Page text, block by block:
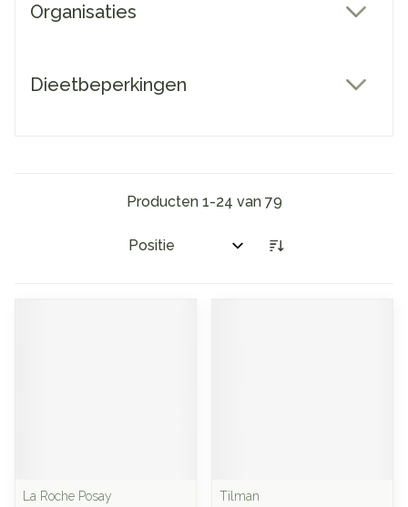
Organisaties
Dieetbeperkingen
Producten 1-24 van 79
Sorteer op:
La Roche Posay
Tilman